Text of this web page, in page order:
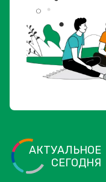
АКТУАЛЬНОЕ
СЕГОДНЯ